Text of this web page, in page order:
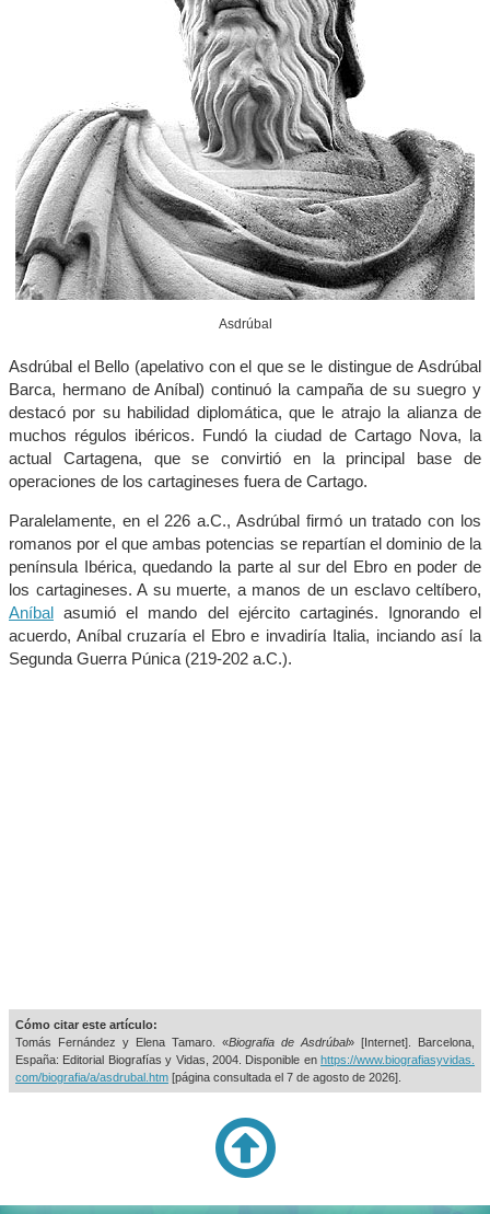
Asdrúbal
Asdrúbal el Bello (apelativo con el que se le distingue de Asdrúbal
Barca, hermano de Aníbal) continuó la campaña de su suegro y
destacó por su habilidad diplomática, que le atrajo la alianza de
muchos régulos ibéricos. Fundó la ciudad de Cartago Nova, la
actual Cartagena, que se convirtió en la principal base de
operaciones de los cartagineses fuera de Cartago.
Paralelamente, en el 226 a.C., Asdrúbal firmó un tratado con los
romanos por el que ambas potencias se repartían el dominio de la
península Ibérica, quedando la parte al sur del Ebro en poder de
los cartagineses. A su muerte, a manos de un esclavo celtíbero,
Aníbal asumió el mando del ejército cartaginés. Ignorando el
acuerdo, Aníbal cruzaría el Ebro e invadiría Italia, inciando así la
Segunda Guerra Púnica (219-202 a.C.).
Cómo citar este artículo:
Tomás Fernández y Elena Tamaro. «Biografia de Asdrúbal» [Internet]. Barcelona,
España: Editorial Biografías y Vidas, 2004. Disponible en https://www.biografiasyvidas.
com/biografia/a/asdrubal.htm [página consultada el 7 de agosto de 2026].